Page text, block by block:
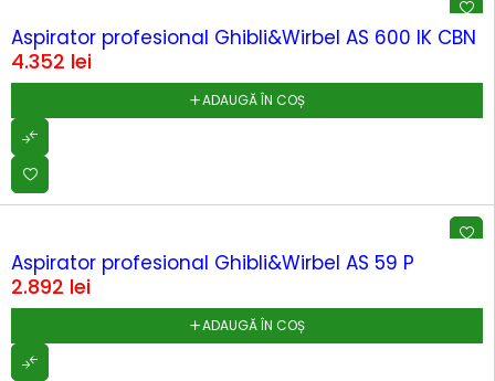
Aspirator profesional Ghibli&Wirbel AS 600 IK CBN
4.352 lei
ADAUGĂ ÎN COȘ
Aspirator profesional Ghibli&Wirbel AS 59 P
2.892 lei
ADAUGĂ ÎN COȘ